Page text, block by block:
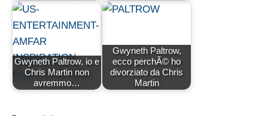
Gwyneth Paltrow, io e
Chris Martin non
avremmo…
Gwyneth Paltrow,
ecco perchÃ© ho
divorziato da Chris
Martin